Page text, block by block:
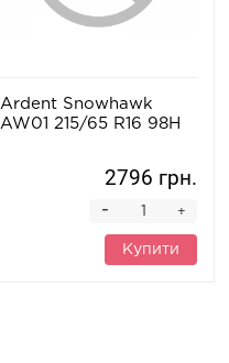
Ardent Snowhawk
AW01 215/65 R16 98H
2796 грн.
+
-
Купити